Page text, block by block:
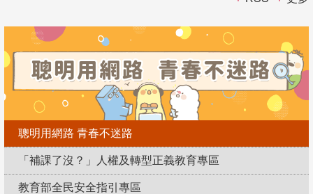
聰明用網路 青春不迷路
「補課了沒？」人權及轉型正義教育專區
教育部全民安全指引專區